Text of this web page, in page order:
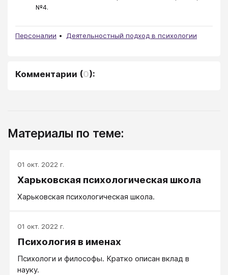
№4.
Персоналии Деятельностный подход в психологии
Комментарии (0):
Материалы по теме:
01 окт. 2022 г.
Харьковская психологическая школа
Харьковская психологическая школа.
01 окт. 2022 г.
Психология в именах
Психологи и философы. Кратко описан вклад в
науку.